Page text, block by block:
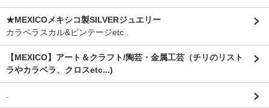
★MEXICOメキシコ製SILVERジュエリー
カラベラスカル&ビンテージetc..
【MEXICO】アート＆クラフト/陶芸・金属工芸（チリのリスト
ラやカラベラ、クロスetc...)